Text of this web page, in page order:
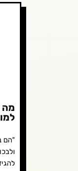
מה
"הם